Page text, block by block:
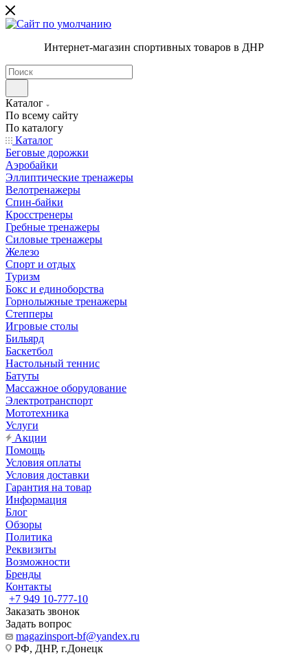
Интернет-магазин спортивных товаров в ДНР
Каталог
По всему сайту
По каталогу
Каталог
Беговые дорожки
Аэробайки
Эллиптические тренажеры
Велотренажеры
Спин-байки
Кросстренеры
Гребные тренажеры
Силовые тренажеры
Железо
Спорт и отдых
Туризм
Бокс и единоборства
Горнолыжные тренажеры
Степперы
Игровые столы
Бильярд
Баскетбол
Настольный теннис
Батуты
Массажное оборудование
Электротранспорт
Мототехника
Услуги
Акции
Помощь
Условия оплаты
Условия доставки
Гарантия на товар
Информация
Блог
Обзоры
Политика
Реквизиты
Возможности
Бренды
Контакты
+7 949 10-777-10
Заказать звонок
Задать вопрос
magazinsport-bf@yandex.ru
РФ, ДНР, г.Донецк